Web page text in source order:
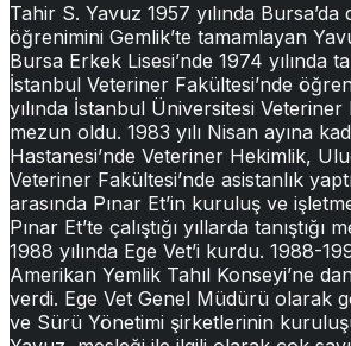
Tahir S. Yavuz 1957 yılında
öğrenimini Gemlik’te tamamlayan
Bursa Erkek Lisesi’nde 1974 yılında
İstanbul Veteriner Fakültesi’nde
yılında İstanbul Üniversitesi Veteriner
mezun oldu. 1983 yılı Nisan ayına
Hastanesi’nde Veteriner Hekimlik,
Veteriner Fakültesi’nde asistanlık
arasında Pınar Et’in kuruluş ve
Pınar Et’te çalıştığı yıllarda tanıştığı
1988 yılında Ege Vet’i kurdu. 1988-
Amerikan Yemlik Tahıl Konseyi’ne
verdi. Ege Vet Genel Müdürü olarak
ve Sürü Yönetimi şirketlerinin